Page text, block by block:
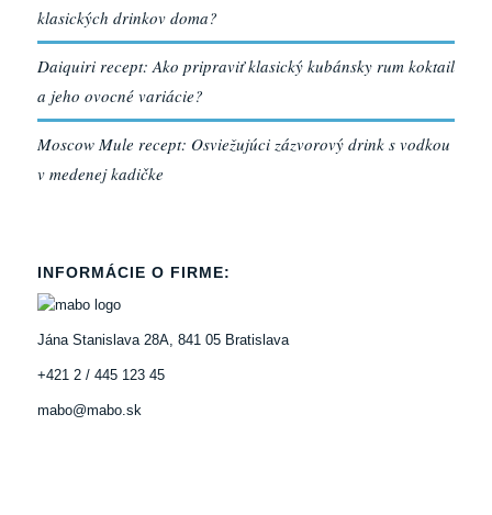
klasických drinkov doma?
Daiquiri recept: Ako pripraviť klasický kubánsky rum koktail
a jeho ovocné variácie?
Moscow Mule recept: Osviežujúci zázvorový drink s vodkou
v medenej kadičke
INFORMÁCIE O FIRME:
Jána Stanislava 28A, 841 05 Bratislava
+421 2 / 445 123 45
mabo@mabo.sk